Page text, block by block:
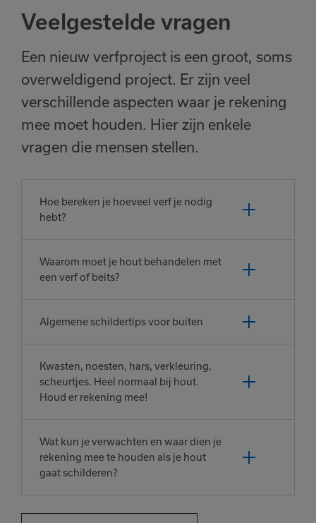
Veelgestelde vragen
Een nieuw verfproject is een groot, soms
overweldigend project. Er zijn veel
verschillende aspecten waar je rekening
mee moet houden. Hier zijn enkele
vragen die mensen stellen.
Hoe bereken je hoeveel verf je nodig
hebt?
Waarom moet je hout behandelen met
een verf of beits?
Algemene schildertips voor buiten
Kwasten, noesten, hars, verkleuring,
scheurtjes. Heel normaal bij hout.
Houd er rekening mee!
Wat kun je verwachten en waar dien je
rekening mee te houden als je hout
gaat schilderen?